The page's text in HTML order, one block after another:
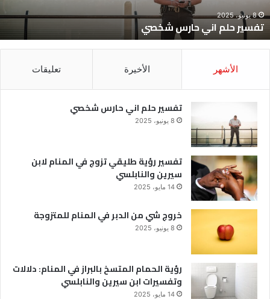
والنابلسي
14 مايو، 2025
تفسير رؤية طليقي تزوج في المنام لابن سيرين والنابلسي
الأشهر الأخيرة تعليقات
تفسير حلم اني حارس شخصي
8 يونيو، 2025
تفسير رؤية طليقي تزوج في المنام لابن
سيرين والنابلسي
14 مايو، 2025
خروج شي من الدبر في المنام للمتزوجة
8 يونيو، 2025
رؤية الحمام المتسخ بالبراز في المنام: دلالات
وتفسيرات ابن سيرين والنابلسي
14 مايو، 2025